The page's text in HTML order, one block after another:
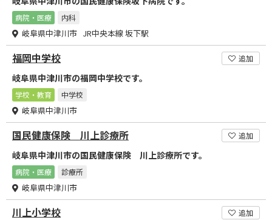
病院・医療 内科
岐阜県中津川市 JR中央本線 坂下駅
福岡中学校 追加
岐阜県中津川市の福岡中学校です。
学校・教育 中学校
岐阜県中津川市
国民健康保険 川上診療所 追加
岐阜県中津川市の国民健康保険 川上診療所です。
病院・医療 診療所
岐阜県中津川市
川上小学校 追加